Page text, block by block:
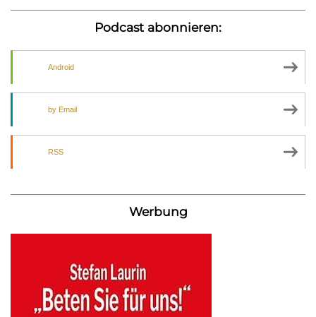
Podcast abonnieren:
Android
by Email
RSS
Werbung